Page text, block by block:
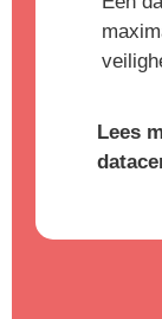
Lees